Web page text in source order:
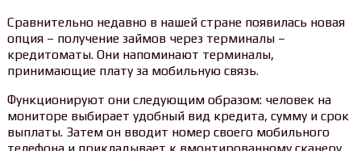
Сравнительно недавно в нашей стране появилась новая
опция – получение займов через терминалы –
кредитоматы. Они напоминают терминалы,
принимающие плату за мобильную связь.
Функционируют они следующим образом: человек на
мониторе выбирает удобный вид кредита, сумму и срок
выплаты. Затем он вводит номер своего мобильного